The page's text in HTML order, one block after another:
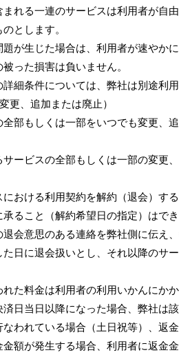
れる一連のサービスは利用者が自
とします。
が生じた場合は、利用者が速やか
った損害は負いません。
細条件については、弊社は別途利
更、追加または廃止）
部もしくは一部をいつでも変更、
ービスの全部もしくは一部の変更
おける利用契約を解約（退会）す
ること（解約希望日の指定）はでき
会意思のある連絡を弊社側に伝え
日に退会扱いとし、それ以降のサ
た料金は利用者の利用いかんにか
日当日以降になった場合、弊社は
われている場合（土日祝等）、返
額が発生する場合、利用者に返金